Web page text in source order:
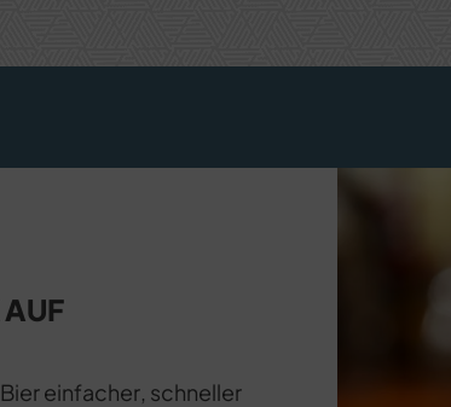
einfacher, schneller